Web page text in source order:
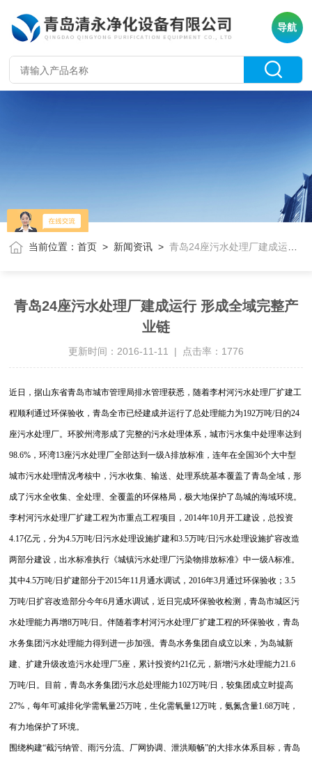
导航
当前位置：首页 > 新闻资讯 >青岛24座污水处理厂建成运行 形成全域完整产业链
青岛24座污水处理厂建成运行 形成全域完整产
业链
更新时间：2016-11-11 | 点击率：1776
近日，据山东省青岛市城市管理局排水管理获悉，随着李村河污水处理厂扩建工
程顺利通过环保验收，青岛全市已经建成并运行了总处理能力为192万吨/日的24
座污水处理厂。环胶州湾形成了完整的污水处理体系，城市污水集中处理率达到
98.6%，环湾13座污水处理厂全部达到一级A排放标准，连年在全国36个大中型
城市污水处理情况考核中，污水收集、输送、处理系统基本覆盖了青岛全域，形
成了污水全收集、全处理、全覆盖的环保格局，极大地保护了岛城的海域环境。
李村河污水处理厂扩建工程为市重点工程项目，2014年10月开工建设，总投资
4.17亿元，分为4.5万吨/日污水处理设施扩建和3.5万吨/日污水处理设施扩容改造
两部分建设，出水标准执行《城镇污水处理厂污染物排放标准》中一级A标准。
其中4.5万吨/日扩建部分于2015年11月通水调试，2016年3月通过环保验收；3.5
万吨/日扩容改造部分今年6月通水调试，近日完成环保验收检测，青岛市城区污
水处理能力再增8万吨/日。伴随着李村河污水处理厂扩建工程的环保验收，青岛
水务集团污水处理能力得到进一步加强。青岛水务集团自成立以来，为岛城新
建、扩建升级改造污水处理厂5座，累计投资约21亿元，新增污水处理能力21.6
万吨/日。目前，青岛水务集团污水总处理能力102万吨/日，较集团成立时提高
27%，每年可减排化学需氧量25万吨，生化需氧量12万吨，氨氮含量1.68万吨，
有力地保护了环境。
围绕构建“截污纳管、雨污分流、厂网协调、泄洪顺畅”的大排水体系目标，青岛